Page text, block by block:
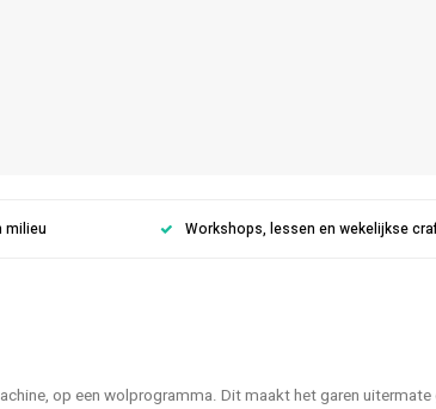
milieu Workshops, lessen en wekelijkse
op een wolprogramma. Dit maakt het garen